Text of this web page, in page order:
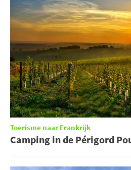
Toerisme naar Frankrijk
Camping in de Périgord